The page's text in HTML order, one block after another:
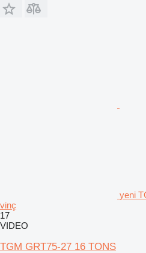
yeni
vinç
17
VIDEO
TGM GRT75-27 16 TONS